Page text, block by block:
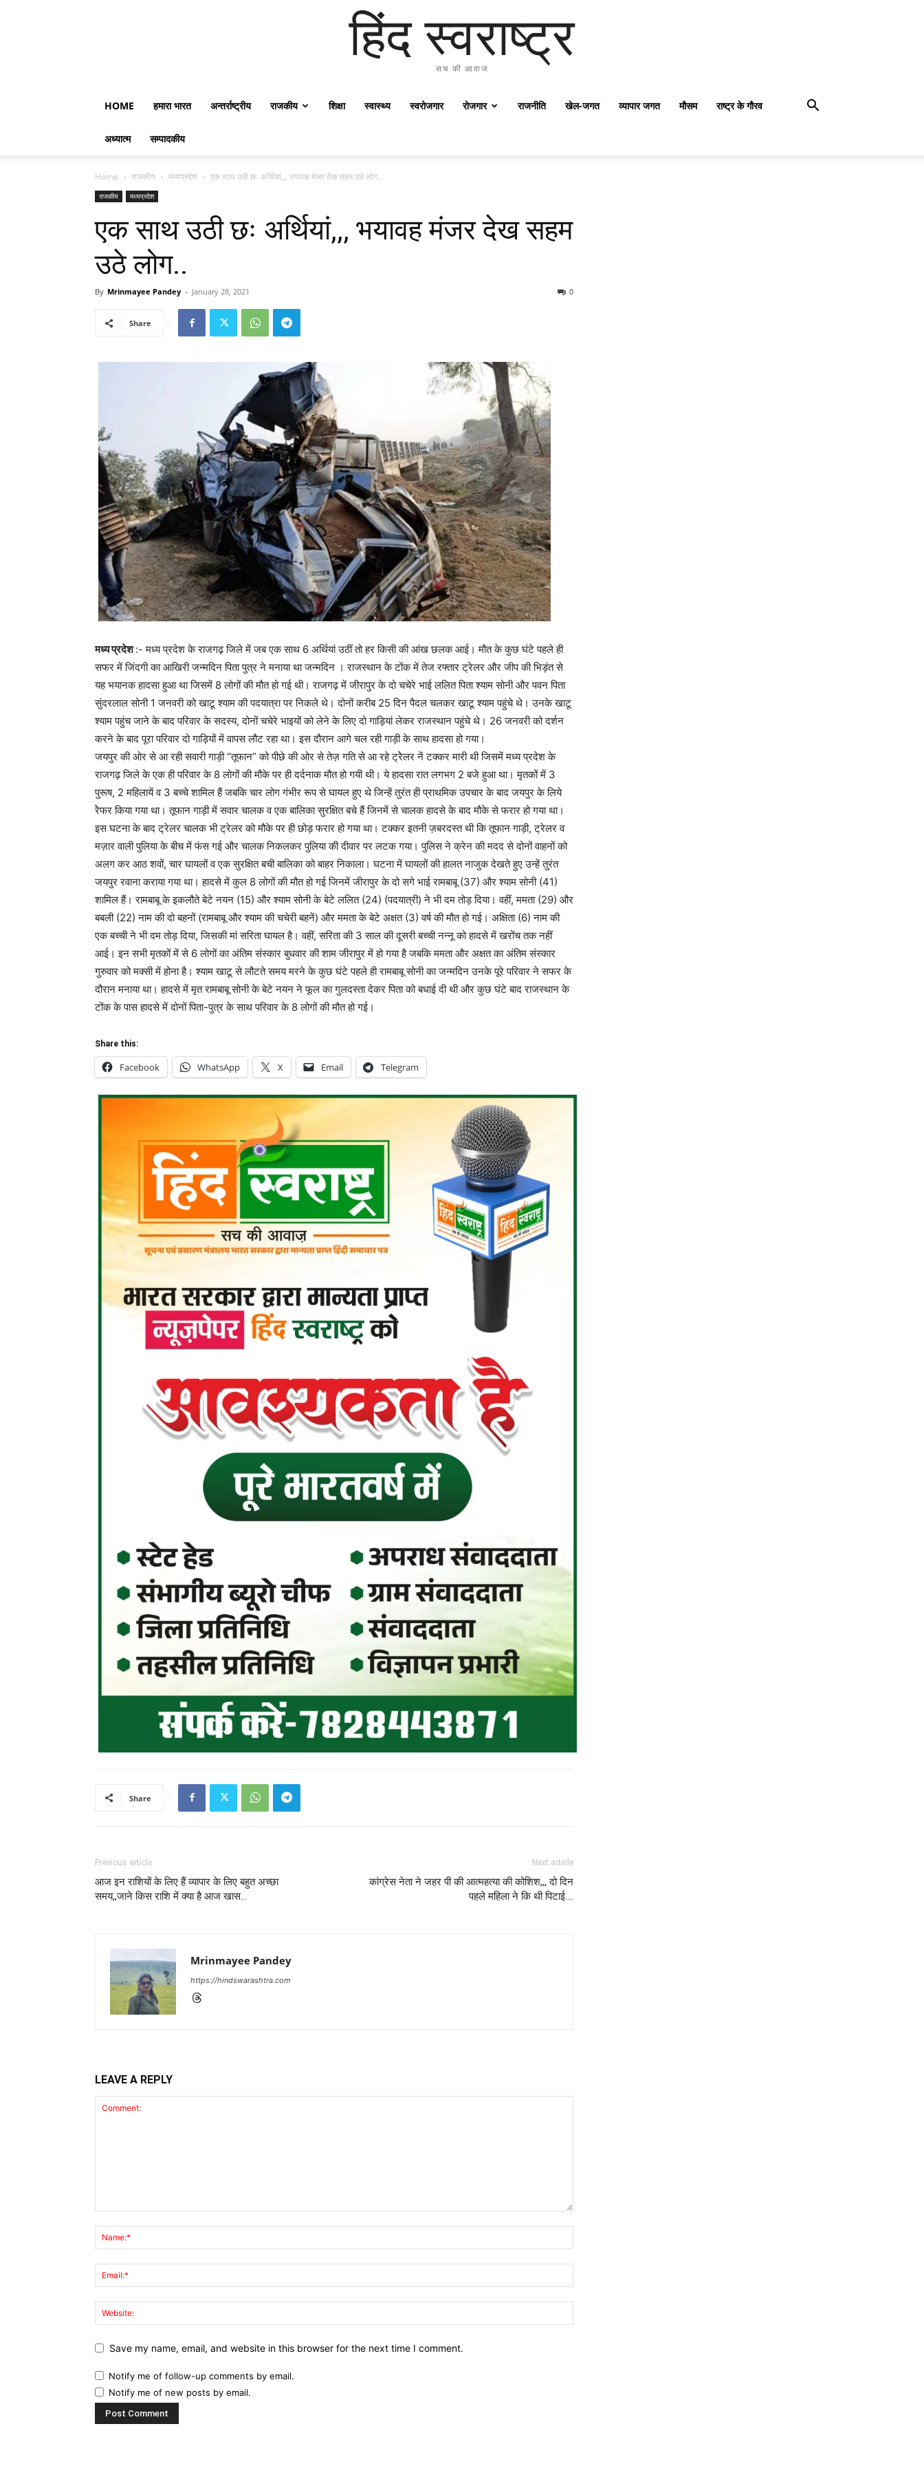
हिंद स्वराष्ट्र
सच की आवाज
HOME हमारा भारत अन्तर्राष्ट्रीय राजकीय शिक्षा स्वास्थ्य स्वरोजगार रोजगार राजनीति खेल-जगत व्यापार जगत मौसम राष्ट्र के गौरव
अध्यात्म सम्पादकीय
Home राजकीय मध्यप्रदेश एक साथ उठी छः अर्थियां,,, भयावह मंजर देख सहम उठे लोग..
राजकीय मध्यप्रदेश
एक साथ उठी छः अर्थियां,,, भयावह मंजर देख सहम
उठे लोग..
By Mrinmayee Pandey - January 28, 2021 0
Share
मध्य प्रदेश:- मध्य प्रदेश के राजगढ़ जिले में जब एक साथ 6 अर्थियां उठीं तो हर किसी की आंख छलक आई। मौत के कुछ घंटे पहले ही
सफर में जिंदगी का आखिरी जन्मदिन पिता पुत्र ने मनाया था जन्मदिन । राजस्थान के टोंक में तेज रफ्तार ट्रेलर और जीप की भिड़ंत से
यह भयानक हादसा हुआ था जिसमें 8 लोगों की मौत हो गई थी। राजगढ़ में जीरापुर के दो चचेरे भाई ललित पिता श्याम सोनी और पवन पिता
सुंदरलाल सोनी 1 जनवरी को खाटू श्याम की पदयात्रा पर निकले थे। दोनों करीब 25 दिन पैदल चलकर खाटू श्याम पहुंचे थे। उनके खाटू
श्याम पहुंच जाने के बाद परिवार के सदस्य, दोनों चचेरे भाइयों को लेने के लिए दो गाड़ियां लेकर राजस्थान पहुंचे थे। 26 जनवरी को दर्शन
करने के बाद पूरा परिवार दो गाड़ियों में वापस लौट रहा था। इस दौरान आगे चल रही गाड़ी के साथ हादसा हो गया।
जयपुर की ओर से आ रही सवारी गाड़ी “तूफान” को पीछे की ओर से तेज़ गति से आ रहे ट्रेेलर नें टक्कर मारी थी जिसमें मध्य प्रदेश के
राजगढ़ जिले के एक ही परिवार के 8 लोगों की मौके पर ही दर्दनाक मौत हो गयी थी। ये हादसा रात लगभग 2 बजे हुआ था। मृतकों में 3
पुरूष, 2 महिलायें व 3 बच्चे शामिल हैं जबकि चार लोग गंभीर रूप से घायल हुए थे जिन्हें तुरंत ही प्राथमिक उपचार के बाद जयपुर के लिये
रेेफर किया गया था। तूफान गाड़ी में सवार चालक व एक बालिका सुरक्षित बचे हैं जिनमें से चालक हादसे के बाद मौके से फरार हो गया था।
इस घटना के बाद ट्रेलर चालक भी ट्रेलर को मौके पर ही छोड़ फरार हो गया था। टक्कर इतनी ज़बरदस्त थी कि तूफान गाड़ी, ट्रेलर व
मज़ार वाली पुलिया के बीच में फंस गई और चालक निकलकर पुलिया की दीवार पर लटक गया। पुलिस ने क्रेन की मदद से दोनों वाहनों को
अलग कर आठ शवों, चार घायलों व एक सुरक्षित बची बालिका को बाहर निकाला। घटना में घायलों की हालत नाजुक देखते हुए उन्हें तुरंत
जयपुर रवाना कराया गया था। हादसे में कुल 8 लोगों की मौत हो गई जिनमें जीरापुर के दो सगे भाई रामबाबू (37) और श्याम सोनी (41)
शामिल हैं। रामबाबू के इकलौते बेटे नयन (15) और श्याम सोनी के बेटे ललित (24) (पदयात्री) ने भी दम तोड़ दिया। वहीं, ममता (29) और
बबली (22) नाम की दो बहनों (रामबाबू और श्याम की चचेरी बहनें) और ममता के बेटे अक्षत (3) वर्ष की मौत हो गई। अक्षिता (6) नाम की
एक बच्ची ने भी दम तोड़ दिया, जिसकी मां सरिता घायल है। वहीं, सरिता की 3 साल की दूसरी बच्ची नन्नू को हादसे में खरोंच तक नहीं
आई। इन सभी मृतकों में से 6 लोगों का अंतिम संस्कार बुधवार की शाम जीरापुर में हो गया है जबकि ममता और अक्षत का अंतिम संस्कार
गुरुवार को मक्सी में होना है। श्याम खाटू से लौटते समय मरने के कुछ घंटे पहले ही रामबाबू सोनी का जन्मदिन उनके पूरे परिवार ने सफर के
दौरान मनाया था। हादसे में मृत रामबाबू सोनी के बेटे नयन ने फूल का गुलदस्ता देकर पिता को बधाई दी थी और कुछ घंटे बाद राजस्थान के
टोंक के पास हादसे में दोनों पिता-पुत्र के साथ परिवार के 8 लोगों की मौत हो गई।
Share this:
Facebook WhatsApp X Email Telegram
Share
Previous article
आज इन राशियों के लिए हैं व्यापार के लिए बहुत अच्छा
समय,,जाने किस राशि में क्या है आज खास…
Next article
कांग्रेस नेता ने जहर पी की आत्महत्या की कोशिश,,, दो दिन
पहले महिला ने कि थी पिटाई….
Mrinmayee Pandey
https://hindswarashtra.com
LEAVE A REPLY
Save my name, email, and website in this browser for the next time I comment.
Notify me of follow-up comments by email.
Notify me of new posts by email.